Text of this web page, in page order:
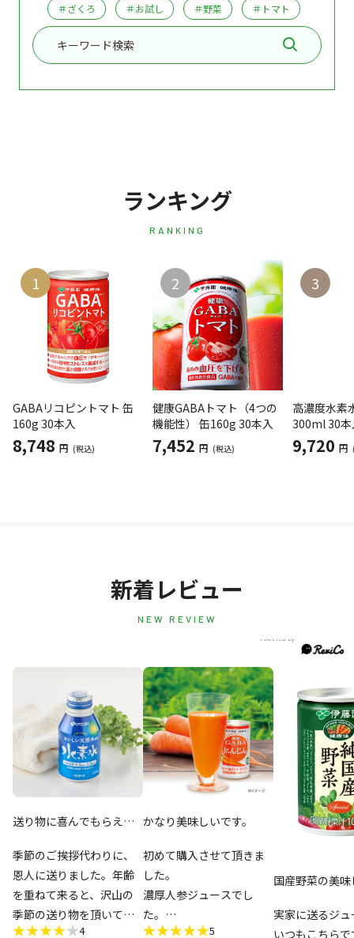
＃ざくろ ＃お試し ＃野菜 ＃トマト
ランキング
RANKING
1
GABAリコピントマト 缶
160g 30本入
8,748 円 (税込)
2
健康GABAトマト（4つの
機能性） 缶160g 30本入
7,452 円 (税込)
3
高濃度水素
300ml 30本
9,720 円
新着レビュー
NEW REVIEW
送り物に喜んでもらえま
季節のご挨拶代わりに、
恩人に送りました。年齢
を重ねて来ると、沢山の
季節の送り物を頂いても
なかなか困る事があった
4
かなり美味しいです。
初めて購入させて頂きま
した。
濃厚人参ジュースでし
た。
丁度いい量で飲み安い。
5
国産野菜の美味
実家に送るジ
いつもこちらで